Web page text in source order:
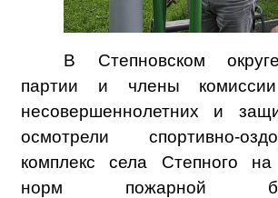
В Степновском
партии и члены
несовершеннолетних и
осмотрели спортивно-
комплекс села Степного
норм пожарной